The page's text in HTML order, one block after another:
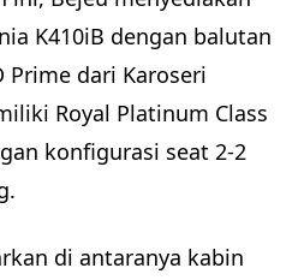
K410iB dengan balutan
Prime dari Karoseri
Royal Platinum Class
konfigurasi seat 2-2
di antaranya kabin